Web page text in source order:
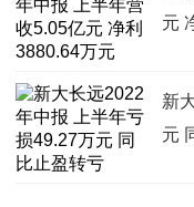
元
新
元